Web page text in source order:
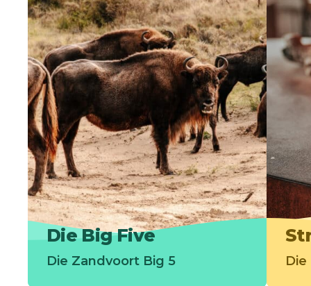
Die Big Five
Die Zandvoort Big 5